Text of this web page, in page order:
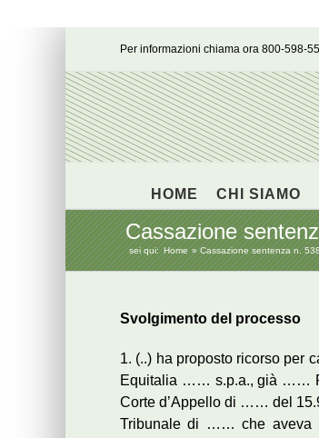
Per informazioni chiama ora 800-598-
HOME CHI SIAMO
Cassazione
sei qui: Home Cassazione sentenza n.
Svolgimento del processo
1. (..) ha proposto ricorso per
Equitalia …… s.p.a., già ……
Corte d’Appello di …… del
Tribunale di …… che aveva